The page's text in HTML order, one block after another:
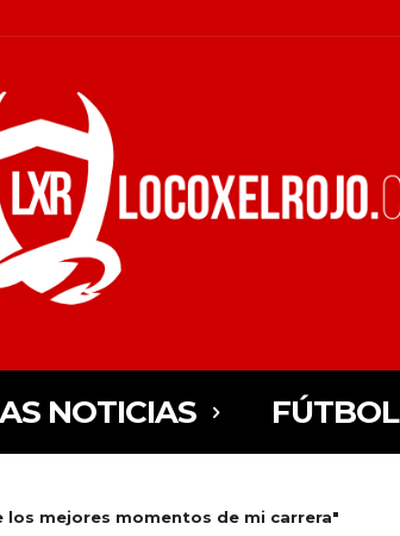
NOTICIAS FÚTBOL
los mejores momentos de mi carrera"